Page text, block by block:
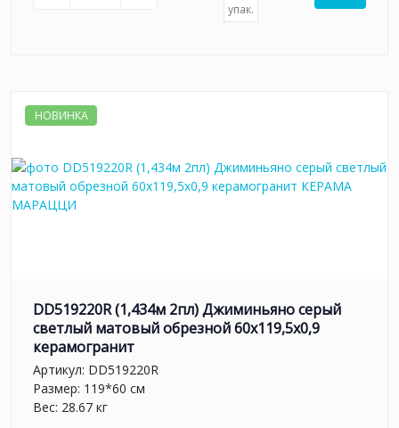
упак.
НОВИНКА
DD519220R (1,434м 2пл) Джиминьяно серый
светлый матовый обрезной 60х119,5x0,9
керамогранит
Артикул: DD519220R
Размер: 119*60 см
Вес: 28.67 кг